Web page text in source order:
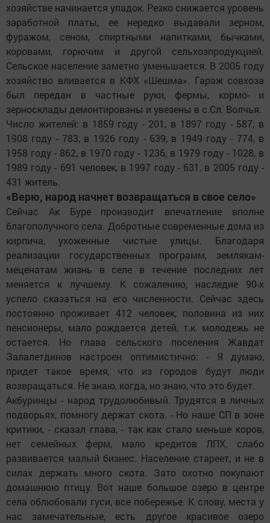
хозяйстве начинается упадок. Резко снижается уровень
заработной платы, ее нередко выдавали зерном,
фуражом, сеном, спиртными напитками, бычками,
коровами, горючим и другой сельхозпродукцией.
Сельское население заметно уменьшается. В 2005 году
хозяйство вливается в КФХ «Шешма». Гараж совхоза
был передан в частные руки, фермы, кормо- и
зерносклады демонтированы и увезены в с.Сл. Волчья.
Число жителей: в 1859 году - 201, в 1897 году - 587, в
1908 году - 783, в 1926 году - 639, в 1949 году - 774, в
1958 году - 862, в 1970 году - 1236, в 1979 году - 1028, в
1989 году - 691 человек, в 1997 году - 631, в 2005 году -
431 житель.
«Верю, народ начнет возвращаться в свое село»
Сейчас Ак Буре производит впечатление вполне
благополучного села. Добротные современные дома из
кирпича, ухоженные чистые улицы. Благодаря
реализации государственных программ, землякам-
меценатам жизнь в селе в течение последних лет
меняется к лучшему. К сожалению, наследие 90-х
успело сказаться на его численности. Сейчас здесь
постоянно проживает 412 человек, половина из них
пенсионеры, мало рождается детей, т.к. молодежь не
остается. Но глава сельского поселения Жавдат
Залалетдинов настроен оптимистично: - Я думаю,
придет такое время, что из городов будут люди
возвращаться. Не знаю, когда, но знаю, что это будет.
Акбуринцы - народ трудолюбивый. Трудятся в личных
подворьях, помногу держат скота. - Но наше СП в зоне
критики, - сказал глава, - так как стало меньше коров,
нет семейных ферм, мало кредитов ЛПХ, слабо
развивается малый бизнес. Население стареет, и не в
силах держать много скота. Зато охотно покупают
домашнюю птицу. Вот наше большое озеро в центре
села облюбовали гуси, все побережье. К слову, места у
нас замечательные, есть другое красивое озеро